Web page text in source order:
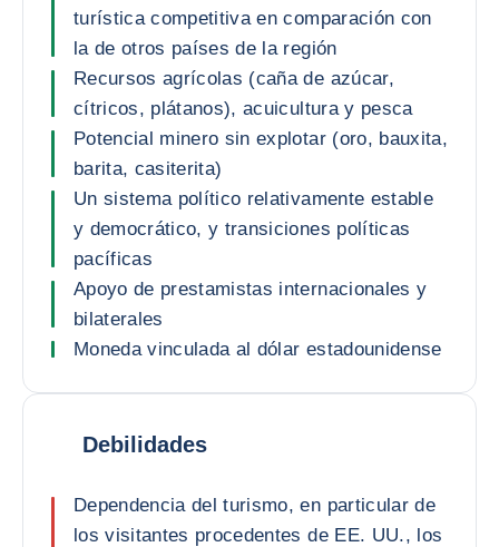
turística competitiva en comparación con
la de otros países de la región
Recursos agrícolas (caña de azúcar,
cítricos, plátanos), acuicultura y pesca
Potencial minero sin explotar (oro, bauxita,
barita, casiterita)
Un sistema político relativamente estable
y democrático, y transiciones políticas
pacíficas
Apoyo de prestamistas internacionales y
bilaterales
Moneda vinculada al dólar estadounidense
Debilidades
Dependencia del turismo, en particular de
los visitantes procedentes de EE. UU., los